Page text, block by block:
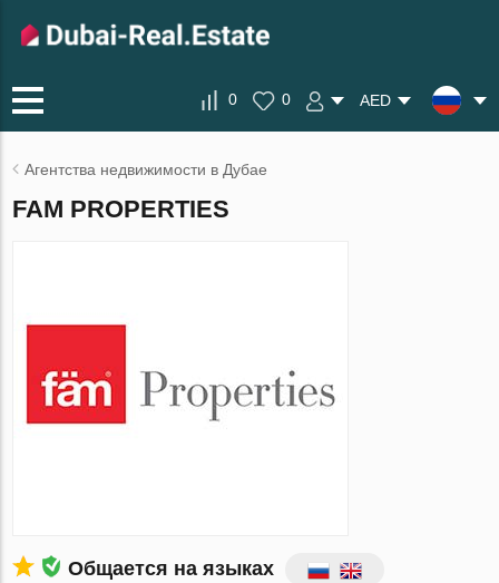
0 0 AED
Агентства недвижимости в Дубае
FAM PROPERTIES
Общается на языках